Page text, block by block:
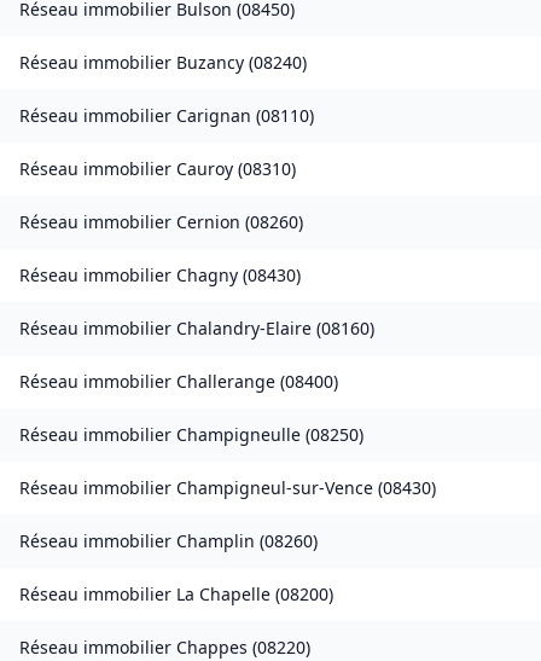
Réseau immobilier Bulson (08450)
Réseau immobilier Buzancy (08240)
Réseau immobilier Carignan (08110)
Réseau immobilier Cauroy (08310)
Réseau immobilier Cernion (08260)
Réseau immobilier Chagny (08430)
Réseau immobilier Chalandry-Elaire (08160)
Réseau immobilier Challerange (08400)
Réseau immobilier Champigneulle (08250)
Réseau immobilier Champigneul-sur-Vence (08430)
Réseau immobilier Champlin (08260)
Réseau immobilier La Chapelle (08200)
Réseau immobilier Chappes (08220)